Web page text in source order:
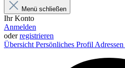
Menü schließen
Ihr Konto
Anmelden
oderregistrieren
Übersicht Persönliches Profil Adressen